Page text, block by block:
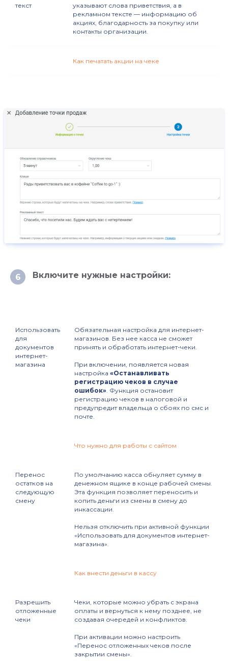
текст
указывают слова приветствия, а в
рекламном тексте — информацию об
акциях, благодарность за покупку или
контакты организации.
Как печатать акции на чеке
6 Включите нужные настройки:
Использовать
для
документов
интернет-
магазина
Обязательная настройка для интернет-
магазинов. Без нее касса не сможет
принять и обработать интернет-чеки.
При включении, появляется новая
настройка «Останавливать
регистрацию чеков в случае
ошибок». Функция остановит
регистрацию чеков в налоговой и
предупредит владельца о сбоях по смс и
почте.
Что нужно для работы с сайтом
Перенос
остатков на
следующую
смену
По умолчанию касса обнуляет сумму в
денежном ящике в конце рабочей смены.
Эта функция позволяет переносить и
копить деньги из смены в смену до
инкассации.
Нельзя отключить при активной функции
«Использовать для документов интернет-
магазина».
Как внести деньги в кассу
Разрешить
отложенные
чеки
Чеки, которые можно убрать с экрана
оплаты и вернуться к нему позднее, не
создавая очередей и конфликтов.
При активации можно настроить
«Перенос отложенных чеков после
закрытии смены».